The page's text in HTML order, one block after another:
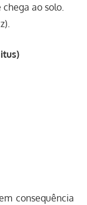
ao solo.
consequência